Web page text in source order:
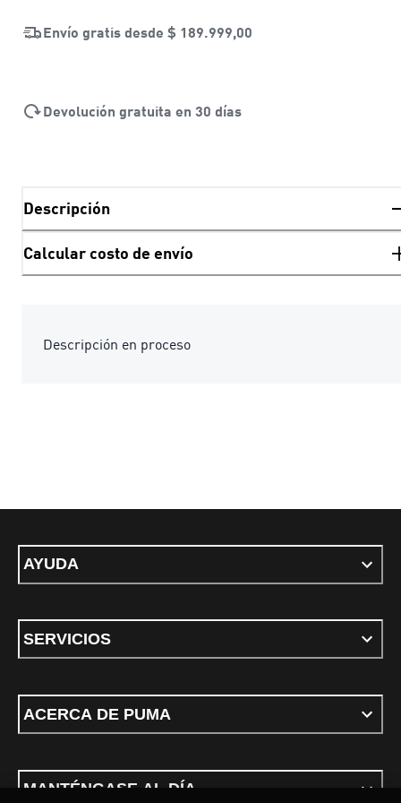
Envío gratis desde $ 189.999,00
Devolución gratuita en 30 días
Descripción
Calcular costo de envío
Descripción en proceso
AYUDA
SERVICIOS
ACERCA DE PUMA
MANTÉNGASE AL DÍA